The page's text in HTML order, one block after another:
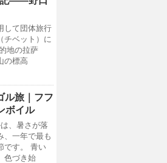
して団体旅行
チベット）に
地の拉萨
の標高
ル旅｜フフ
ボイル
、暑さが落
、一年で最も
です。 青い
色づき始